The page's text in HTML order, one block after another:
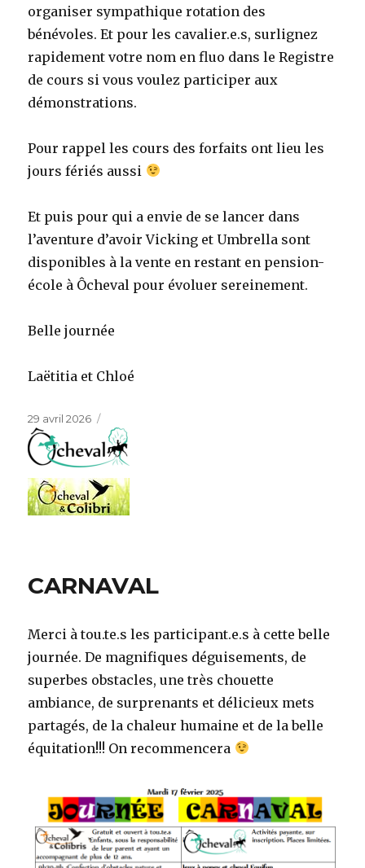
organiser sympathique rotation des
bénévoles. Et pour les cavalier.e.s, surlignez
rapidement votre nom en fluo dans le Registre
de cours si vous voulez participer aux
démonstrations.
Pour rappel les cours des forfaits ont lieu les
jours fériés aussi
Et puis pour qui a envie de se lancer dans
l’aventure d’avoir Vicking et Umbrella sont
disponibles à la vente en restant en pension-
école à Ôcheval pour évoluer sereinement.
Belle journée
Laëtitia et Chloé
Publié
le
29 avril 2026
CARNAVAL
Merci à tou.te.s les participant.e.s à cette belle
journée. De magnifiques déguisements, de
superbes obstacles, une très chouette
ambiance, de surprenants et délicieux mets
partagés, de la chaleur humaine et de la belle
équitation!!! On recommencera